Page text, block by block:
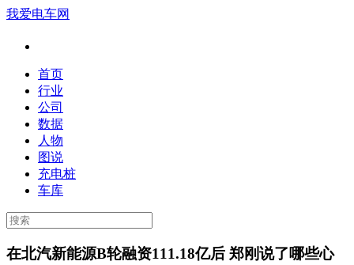
我爱电车网
首页
行业
公司
数据
人物
图说
充电桩
车库
在北汽新能源B轮融资111.18亿后 郑刚说了哪些心